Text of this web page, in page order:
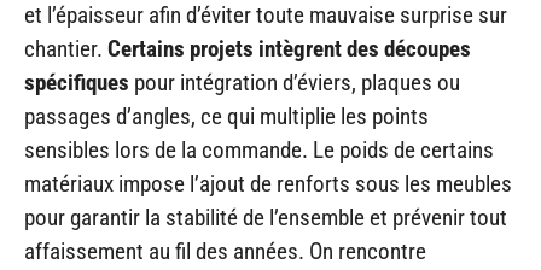
et l’épaisseur afin d’éviter toute mauvaise surprise sur
chantier. Certains projets intègrent des découpes
spécifiques pour intégration d’éviers, plaques ou
passages d’angles, ce qui multiplie les points
sensibles lors de la commande. Le poids de certains
matériaux impose l’ajout de renforts sous les meubles
pour garantir la stabilité de l’ensemble et prévenir tout
affaissement au fil des années. On rencontre